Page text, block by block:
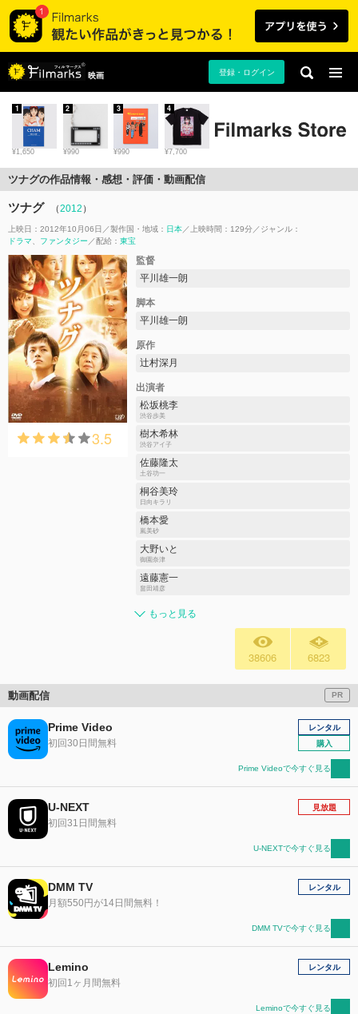
映画 登録・ログイン
¥1,650
1
¥990
2
¥990
3
¥7,700
4
ツナグの作品情報・感想・評価・動画配信
ツナグ （2012 ）
上映日：2012年10月06日 製作国・地域： 日本 上映時間：129分
ジャンル：
ドラマ
ファンタジー 配給： 東宝
3.5
監督
平川雄一朗
脚本
平川雄一朗
原作
辻村深月
出演者
松坂桃李
渋谷歩美
樹木希林
渋谷アイ子
佐藤隆太
土谷功一
桐谷美玲
日向キラリ
橋本愛
嵐美砂
大野いと
御園奈津
遠藤憲一
畠田靖彦
もっと見る
38606 6823
動画配信 PR
Prime Video
初回30日間無料
レンタル
購入
Prime Videoで今すぐ見る
U-NEXT
初回31日間無料
見放題
U-NEXTで今すぐ見る
DMM TV
月額550円が14日間無料！
レンタル
DMM TVで今すぐ見る
Lemino
初回1ヶ月間無料
レンタル
Leminoで今すぐ見る